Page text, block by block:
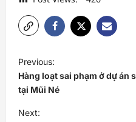
P
o
s
t
Previous:
Hàng loạt sai phạm ở dự án
tại Mũi Né
Next: